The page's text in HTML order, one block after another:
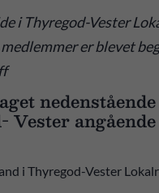
i Thyregod-Vester
er blevet
Vester
i Thyregod-Vester